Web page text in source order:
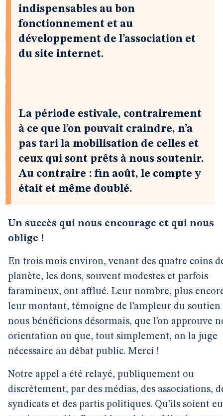
indispensables au bon
fonctionnement et au
développement de l’association et
du site internet.
La période estivale, contrairement
à ce que l’on pouvait craindre, n’a
pas tari la mobilisation de celles et
ceux qui sont prêts à nous soutenir.
Au contraire : fin août, le compte y
était et même doublé.
Un succès qui nous encourage et qui nous
oblige !
En trois mois environ, venant des quatre coins
planète, les dons, souvent modestes et parfois
faramineux, ont afflué. Leur nombre, plus
leur montant, témoigne de l’ampleur du
nous bénéficions désormais, que l’on approuve
orientation ou que, tout simplement, on la juge
nécessaire au débat public. Merci !
Notre appel a été relayé, publiquement ou
discrètement, par des médias, des associations,
syndicats et des partis politiques. Qu’ils soient